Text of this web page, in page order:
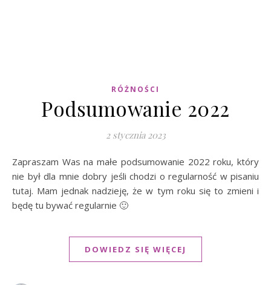
RÓŻNOŚCI
Podsumowanie 2022
2 stycznia 2023
Zapraszam Was na małe podsumowanie 2022 roku, który
nie był dla mnie dobry jeśli chodzi o regularność w pisaniu
tutaj. Mam jednak nadzieję, że w tym roku się to zmieni i
będę tu bywać regularnie 🙂
DOWIEDZ SIĘ WIĘCEJ